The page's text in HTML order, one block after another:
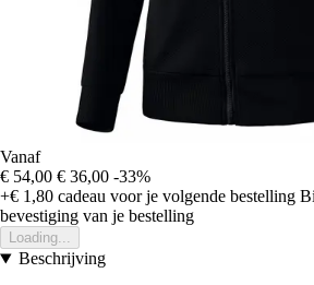
Vanaf
€ 54,00 € 36,00 -33%
+€ 1,80 cadeau voor je volgende bestelling
bevestiging van je bestelling
Loading...
Beschrijving